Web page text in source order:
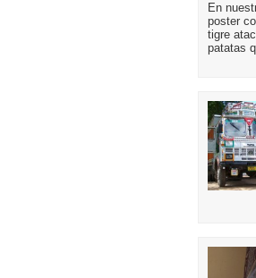
En
poster
tigre
patatas